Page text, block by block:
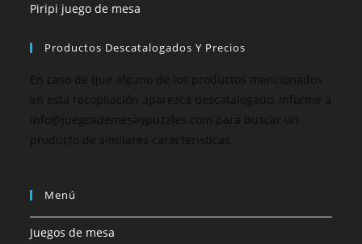
Piripi juego de mesa
Productos Descatalogados Y Precios
En caso de que alguno de los productos mencionados
en esta recopilación aparezca descatalogado, informe a
info@juegosdemesaypuzzles.com para buscar un
producto de similares características.
Menú
Juegos de mesa